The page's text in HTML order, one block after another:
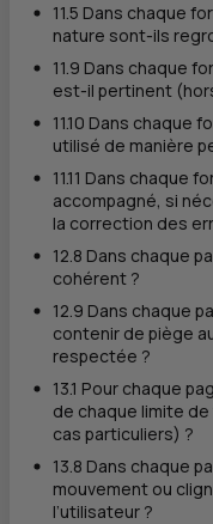
11.5 Dans chaque
nature sont-ils
11.9 Dans chaque
est-il pertinent
11.10 Dans chaque
utilisé de manière
11.11 Dans chaque
accompagné, si
la correction des
12.8 Dans chaque
cohérent ?
12.9 Dans chaque
contenir de piège
respectée ?
13.1 Pour chaque
de chaque limite
cas particuliers) ?
13.8 Dans chaque
mouvement ou
l’utilisateur ?